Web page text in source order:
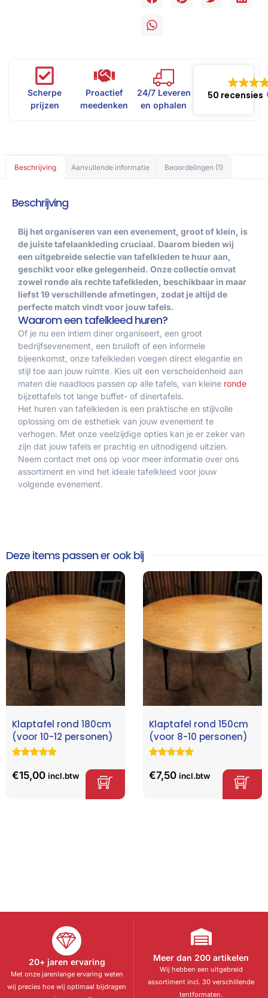
Scherpe
prijzen
Proactief
meedenken
24/7 Leveren
en ophalen
50 recensies
Beschrijving Aanvullende informatie Beoordelingen (1)
Beschrijving
Bij het organiseren van een evenement, groot of klein, is
de juiste tafelaankleding cruciaal. Daarom bieden wij
een uitgebreide selectie van tafelkleden te huur aan,
geschikt voor elke gelegenheid. Onze collectie omvat
zowel ronde als rechte tafelkleden, beschikbaar in maar
liefst 19 verschillende afmetingen, zodat je altijd de
perfecte match vindt voor jouw tafels.
Waarom een tafelkleed huren?
Of je nu een intiem diner organiseert, een groot
bedrijfsevenement, een bruiloft of een informele
bijeenkomst, onze tafelkleden voegen direct elegantie en
stijl toe aan jouw ruimte. Kies uit een verscheidenheid aan
maten die naadloos passen op alle tafels, van kleine ronde
bijzettafels tot lange buffet- of dinertafels.
Het huren van tafelkleden is een praktische en stijlvolle
oplossing om de esthetiek van jouw evenement te
verhogen. Met onze veelzijdige opties kan je er zeker van
zijn dat jouw tafels er prachtig en uitnodigend uitzien.
Neem contact met ons op voor meer informatie over ons
assortiment en vind het ideale tafelkleed voor jouw
volgende evenement.
Deze items passen er ook bij
Klaptafel rond 180cm
(voor 10-12 personen)
5.00op 5
gebaseerd
€15,00 incl.btw
Klaptafel rond 150cm
(voor 8-10 personen)
5.00 op 5
gebaseerd
€7,50 incl.btw
20+ jaren ervaring
Met onze jarenlange ervaring weten
wij precies hoe wij optimaal bijdragen
Meer dan 200 artikelen
Wij hebben een uitgebreid
assortiment incl. 30 verschillende
tentformaten.